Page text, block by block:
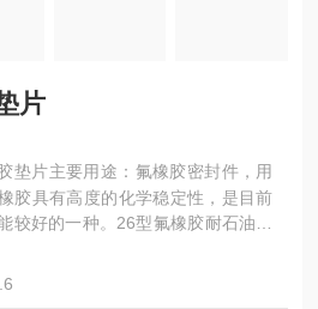
片
垫片主要用途：氟橡胶密封件，用
胶具有高度的化学稳定性，是目前
较好的一种。26型氟橡胶耐石油基
等，仅不耐低分子的酮、醚、酯，
酸类液压油。